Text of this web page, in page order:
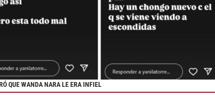
QUE WANDA NARA LE ERA INFIEL